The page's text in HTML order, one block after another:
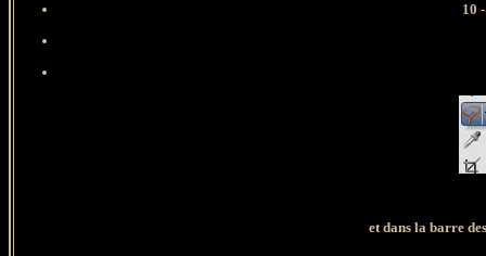
10
et dans la barre